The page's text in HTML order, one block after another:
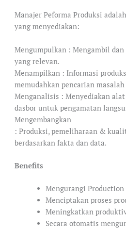
Manajer Peforma Produksi
yang menyediakan:
Mengumpulkan : Mengambil
yang relevan.
Menampilkan : Informasi
memudahkan pencarian
Menganalisis : Menyediakan
dasbor untuk pengamatan
Mengembangkan
: Produksi, pemeliharaan &
berdasarkan fakta dan data.
Benefits
Mengurangi Production
Menciptakan proses
Meningkatkan
Secara otomatis